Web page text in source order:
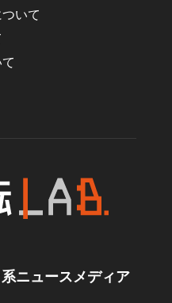
いて
ニュースメディア